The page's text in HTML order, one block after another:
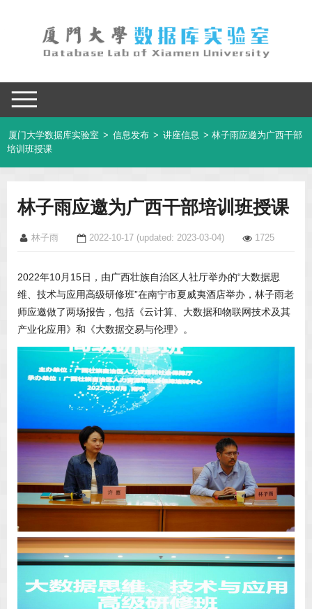
厦门大学数据库实验室 > 信息发布 > 讲座信息 > 林子雨应邀为广西干部
培训班授课
林子雨应邀为广西干部培训班授课
林子雨 2022-10-17 (updated: 2023-03-04) 1725
2022年10月15日，由广西壮族自治区人社厅举办的“大数据思
维、技术与应用高级研修班”在南宁市夏威夷酒店举办，林子雨老
师应邀做了两场报告，包括《云计算、大数据和物联网技术及其
产业化应用》和《大数据交易与伦理》。